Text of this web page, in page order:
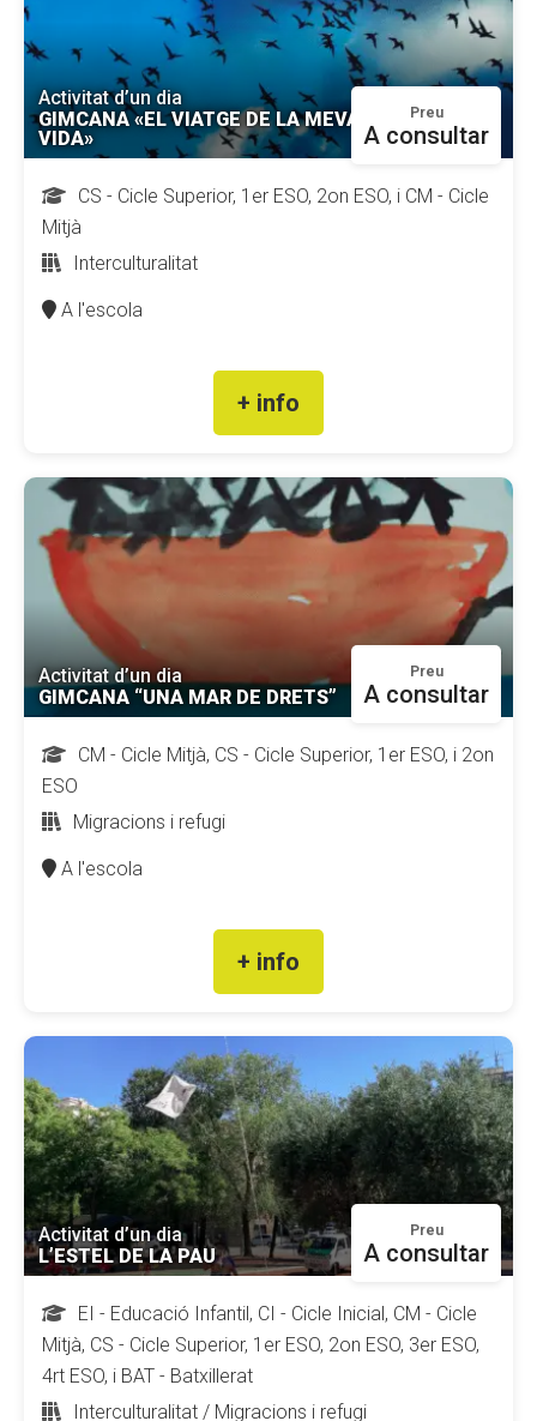
Activitat d’un dia
GIMCANA «EL VIATGE DE LA MEVA
VIDA»
Preu
A consultar
CS - Cicle Superior, 1er ESO, 2on ESO, i CM - Cicle
Mitjà
Interculturalitat
A l'escola
+ info
Activitat d’un dia
GIMCANA “UNA MAR DE DRETS”
Preu
A consultar
CM - Cicle Mitjà, CS - Cicle Superior, 1er ESO, i 2on
ESO
Migracions i refugi
A l'escola
+ info
Activitat d’un dia
L’ESTEL DE LA PAU
Preu
A consultar
EI - Educació Infantil, CI - Cicle Inicial, CM - Cicle
Mitjà, CS - Cicle Superior, 1er ESO, 2on ESO, 3er ESO,
4rt ESO, i BAT - Batxillerat
Interculturalitat / Migracions i refugi
Fes voluntariat
Fes un donatiu
Treballa amb nosaltres